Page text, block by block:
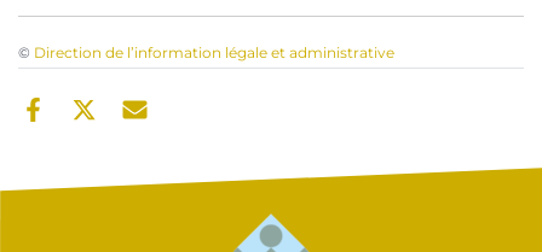
© Direction de l’information légale et administrative